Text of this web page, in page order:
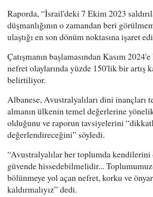
Raporda, “İsrail'deki 7 Ekim 2023
düşmanlığının o zamandan beri
ulaştığı en son dönüm noktasına işaret
Çatışmanın başlamasından Kasım
nefret olaylarında yüzde 150'lik bir artış
belirtiliyor.
Albanese, Avustralyalıları dini inançları
almanın ülkenin temel değerlerine
olduğunu ve raporun tavsiyelerini
değerlendireceğini” söyledi.
“Avustralyalılar her toplumda kendilerini
güvende hissedebilmelidir...
bölünmeye yol açan nefret, korku ve
kaldırmalıyız” dedi.